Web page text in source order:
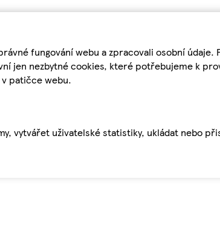
fungování webu a zpracovali osobní
jen nezbytné cookies, které potřebujeme k
patičce webu.
vytvářet uživatelské statistiky, ukládat nebo